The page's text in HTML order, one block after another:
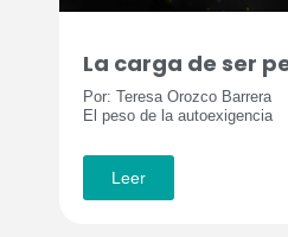
La carga de ser
Por: Teresa Orozco Barrera
El peso de la autoexigencia
Leer